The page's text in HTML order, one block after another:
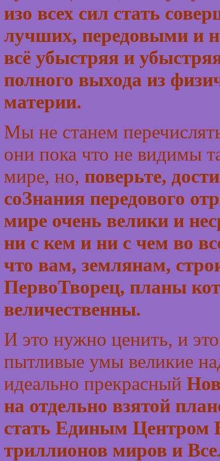
изо всех сил стать
лучших, передовыми и
всё убыстряя и
полного выхода из
материи.
Мы не станем
они пока что не видимы
мире, но, поверьте,
соЗнания передового
мире очень велики и
ни с кем и ни с чем во
что вам, землянам,
ПервоТворец, планы
величественны.
И это нужно ценить, и
пытливые умы великие
идеально прекрасный
на отдельно взятой
стать Единым Центром
триллионов миров и